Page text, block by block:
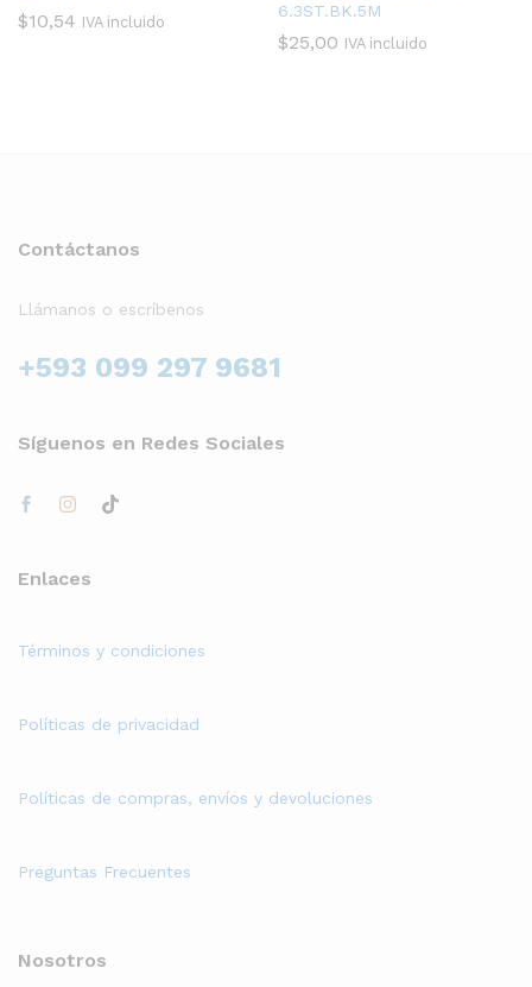
$10,54 IVA incluido
6.3ST.BK.5M
$25,00 IVA incluido
Contáctanos
Llámanos o escríbenos
+593 099 297 9681
Síguenos en Redes Sociales
Enlaces
Términos y condiciones
Políticas de privacidad
Políticas de compras, envíos y devoluciones
Preguntas Frecuentes
Nosotros